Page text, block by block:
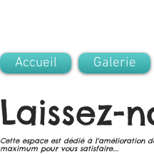
Accueil Galerie
Laissez-
Cette espace est dédié à l'amélioration
maximum pour vous satisfaire....